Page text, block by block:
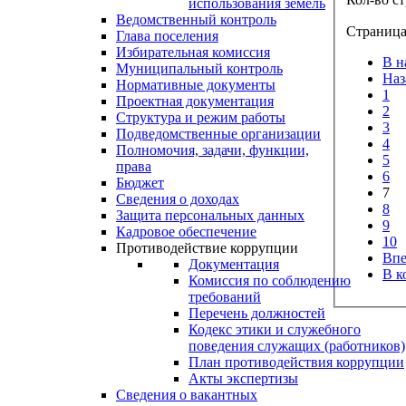
использования земель
Ведомственный контроль
Глава поселения
Избирательная комиссия
Муниципальный контроль
Нормативные документы
Проектная документация
Структура и режим работы
Подведомственные организации
Полномочия, задачи, функции,
права
Бюджет
Сведения о доходах
Защита персональных данных
Кадровое обеспечение
Противодействие коррупции
Документация
Комиссия по соблюдению
требований
Перечень должностей
Кодекс этики и служебного
поведения служащих (работников)
План противодействия коррупции
Акты экспертизы
Сведения о вакантных
В
1
2
3
4
5
6
7
8
9
10
В